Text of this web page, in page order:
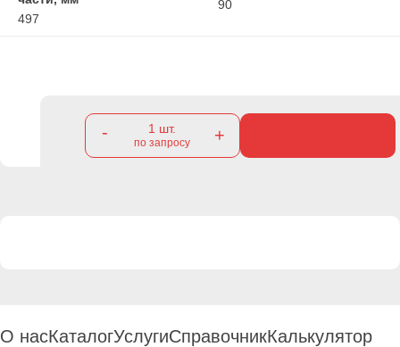
497
90
- 1 шт.
по запросу +
О насКаталогУслугиСправочникКалькулятор